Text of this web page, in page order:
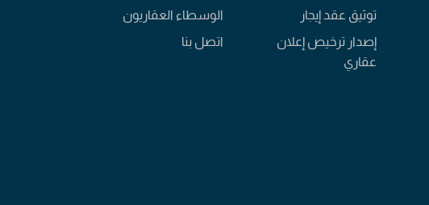
توثيق عقد إيجار
إصدار ترخيص إعلان
عقاري
الوسطاء العقاريون
اتصل بنا